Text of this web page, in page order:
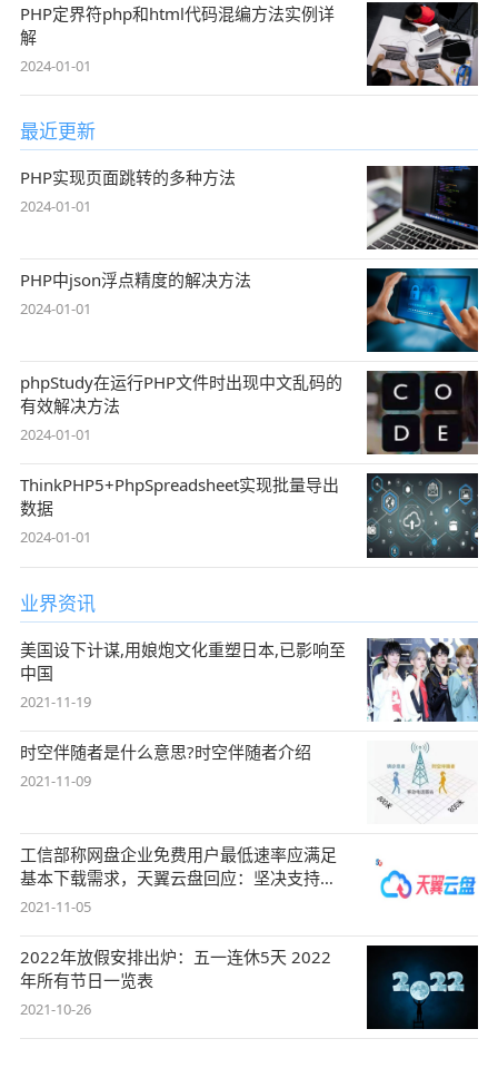
PHP定界符php和html代码混编方法实例详
解
2024-01-01
最近更新
PHP实现页面跳转的多种方法
2024-01-01
PHP中json浮点精度的解决方法
2024-01-01
phpStudy在运行PHP文件时出现中文乱码的
有效解决方法
2024-01-01
ThinkPHP5+PhpSpreadsheet实现批量导出
数据
2024-01-01
业界资讯
美国设下计谋,用娘炮文化重塑日本,已影响至
中国
2021-11-19
时空伴随者是什么意思?时空伴随者介绍
2021-11-09
工信部称网盘企业免费用户最低速率应满足
基本下载需求，天翼云盘回应：坚决支持，
始终
2021-11-05
2022年放假安排出炉：五一连休5天 2022
年所有节日一览表
2021-10-26